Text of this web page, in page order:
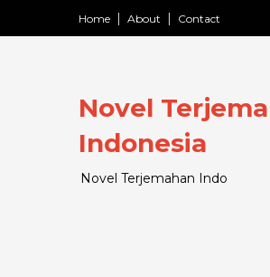
Home About Contact
Novel
Indonesia
Novel Terjemahan Indo